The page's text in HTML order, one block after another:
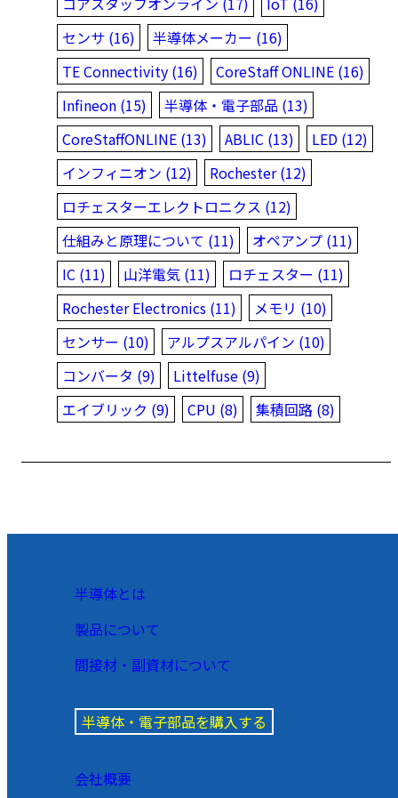
センサ (16)
半導体メーカー (16)
TE Connectivity (16)
CoreStaff ONLINE (16)
Infineon (15)
半導体・電子部品 (13)
CoreStaffONLINE (13)
ABLIC (13)
LED (12)
インフィニオン (12)
Rochester (12)
ロチェスターエレクトロニクス (12)
仕組みと原理について (11)
オペアンプ (11)
IC (11)
山洋電気 (11)
ロチェスター (11)
Rochester Electronics (11)
メモリ (10)
センサー (10)
アルプスアルパイン (10)
コンバータ (9)
Littelfuse (9)
エイブリック (9)
CPU (8) 集積回路 (8)
半導体とは
製品について
間接材・副資材について
半導体・電子部品を購入する
会社概要